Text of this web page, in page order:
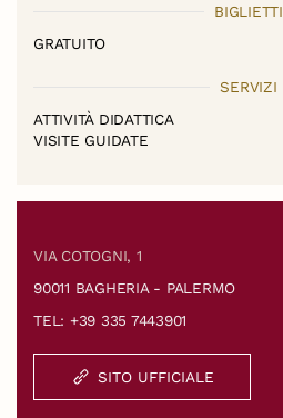
BIGLIETTI
GRATUITO
SERVIZI
ATTIVITÀ DIDATTICA
VISITE GUIDATE
VIA COTOGNI, 1
90011 BAGHERIA - PALERMO
TEL: +39 335 7443901
SITO UFFICIALE